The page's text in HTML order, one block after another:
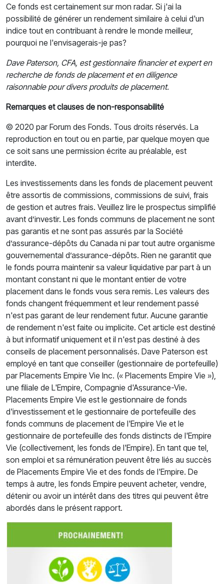
Ce fonds est certainement sur mon radar. Si j'ai la
possibilité de générer un rendement similaire à celui d'un
indice tout en contribuant à rendre le monde meilleur,
pourquoi ne l'envisagerais-je pas?
Dave Paterson, CFA, est gestionnaire financier et expert en
recherche de fonds de placement et en diligence
raisonnable pour divers produits de placement.
Remarques et clauses de non-responsabilité
© 2020 par Forum des Fonds. Tous droits réservés. La
reproduction en tout ou en partie, par quelque moyen que
ce soit sans une permission écrite au préalable, est
interdite.
Les investissements dans les fonds de placement peuvent
être assortis de commissions, commissions de suivi, frais
de gestion et autres frais. Veuillez lire le prospectus simplifié
avant d’investir. Les fonds communs de placement ne sont
pas garantis et ne sont pas assurés par la Société
d’assurance-dépôts du Canada ni par tout autre organisme
gouvernemental d’assurance-dépôts. Rien ne garantit que
le fonds pourra maintenir sa valeur liquidative par part à un
montant constant ni que le montant entier de votre
placement dans le fonds vous sera remis. Les valeurs des
fonds changent fréquemment et leur rendement passé
n'est pas garant de leur rendement futur. Aucune garantie
de rendement n'est faite ou implicite. Cet article est destiné
à but informatif uniquement et il n'est pas destiné à des
conseils de placement personnalisés. Dave Paterson est
employé en tant que conseiller (gestionnaire de portefeuille)
par Placements Empire Vie Inc. (« Placements Empire Vie »),
une filiale de L'Empire, Compagnie d'Assurance-Vie.
Placements Empire Vie est le gestionnaire de fonds
d'investissement et le gestionnaire de portefeuille des
fonds communs de placement de l'Empire Vie et le
gestionnaire de portefeuille des fonds distincts de l'Empire
Vie (collectivement, les fonds de l'Empire). En tant que tel,
son emploi et sa rémunération peuvent être liés au succès
de Placements Empire Vie et des fonds de l'Empire. De
temps à autre, les fonds Empire peuvent acheter, vendre,
détenir ou avoir un intérêt dans des titres qui peuvent être
abordés dans le présent rapport.